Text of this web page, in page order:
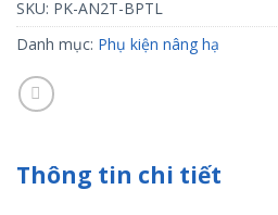
SKU: PK-AN2T-BPTL
Danh mục: Phụ kiện nâng hạ
Thông tin chi tiết